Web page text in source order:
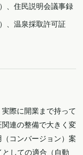
、住民説明会議事録
、温泉採取許可証
際に開業まで持って
連の整備で大きく変
コンバージョン）案
しての適合（自動